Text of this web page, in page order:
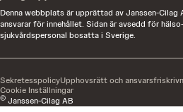
Denna webbplats är upprättad av Janssen-Cilag
ansvarar för innehållet. Sidan är avsedd för
sjukvårdspersonal bosatta i Sverige.
© Janssen-Cilag AB
SekretesspolicyUpphovsrätt och
Cookie Inställningar